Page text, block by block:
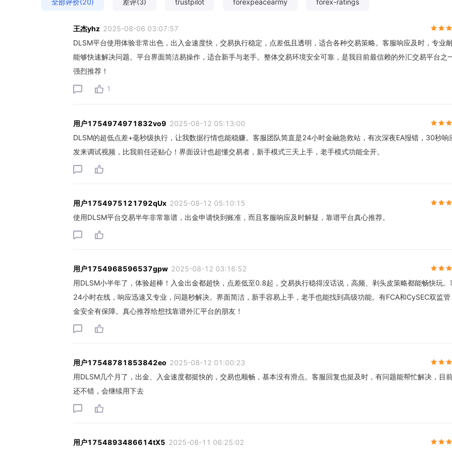
全部评价(20) 差评(3) trustpilot forexpeacearmy forex-ratings
王杰yhz 2025-08-06 03:07:57
DLSM平台使用体验非常出色，出入金速度快，交易执行稳定，点差低且透明，适合各种交易策略。客服响应及时，专业耐
能够快速解决问题。平台界面简洁易操作，适合新手与老手。整体交易环境安全可靠，是我目前最信赖的外汇交易平台之
强烈推荐！
1
用户1754974971832vo9 2025-08-12 05:13:00
DLSM的超低点差+毫秒级执行，让我数据行情也能稳赚。客服团队简直是24小时金融急救站，有次深夜EA报错，30秒响
发来调试视频，比我前任还贴心！界面设计也超懂交易者，新手模式三天上手，老手模式功能全开。
用户1754975121792qUx 2025-08-12 05:10:15
使用DLSM平台交易半年非常靠谱，出金申请快到账准，而且客服响应及时解疑，靠谱平台真心推荐。
用户1754968596537gpw 2025-08-12 03:16:52
用DLSM小半年了，体验超棒！入金出金都超快，点差低至0.8起，交易执行稳得没话说，高频、剥头皮策略都能畅快玩。
24小时在线，响应迅速又专业，问题秒解决。界面简洁，新手容易上手，老手也能找到高级功能。有FCA和CySEC双监管
金安全有保障。真心推荐给想找靠谱外汇平台的朋友！
用户17548781853842eo 2025-08-12 01:00:23
用DLSM几个月了，出金、入金速度都挺快的，交易也顺畅，基本没有滑点。客服回复也挺及时，有问题能帮忙解决，目
还不错，会继续用下去
用户1754893486614tX5 2025-08-11 06:25:02